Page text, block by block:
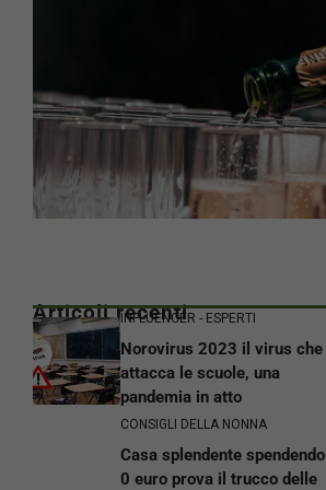
Articoli recentiINFLUENCER - ESPERTI
Norovirus 2023 il virus che
attacca le scuole, una
pandemia in atto
CONSIGLI DELLA NONNA
Casa splendente spendendo
0 euro prova il trucco delle